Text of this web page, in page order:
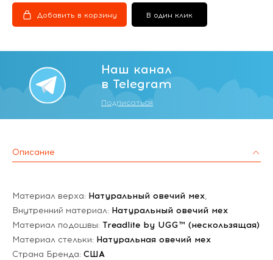
Добавить в корзину В один клик
Наш канал
в Telegram
Подписаться
Описание
Материал верха: Натуральный овечий мех,
Внутренний материал: Натуральный овечий мех
Материал подошвы: Treadlite by UGG™ (нескользящая)
Материал стельки: Натуральная овечий мех
Страна Бренда: США